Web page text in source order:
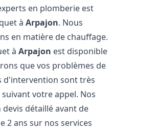
en plomberie est
àArpajon. Nous
en matière de chauffage.
àArpajon est disponible
que vos problèmes de
d'intervention sont très
votre appel. Nos
détaillé avant de
2 ans sur nos services